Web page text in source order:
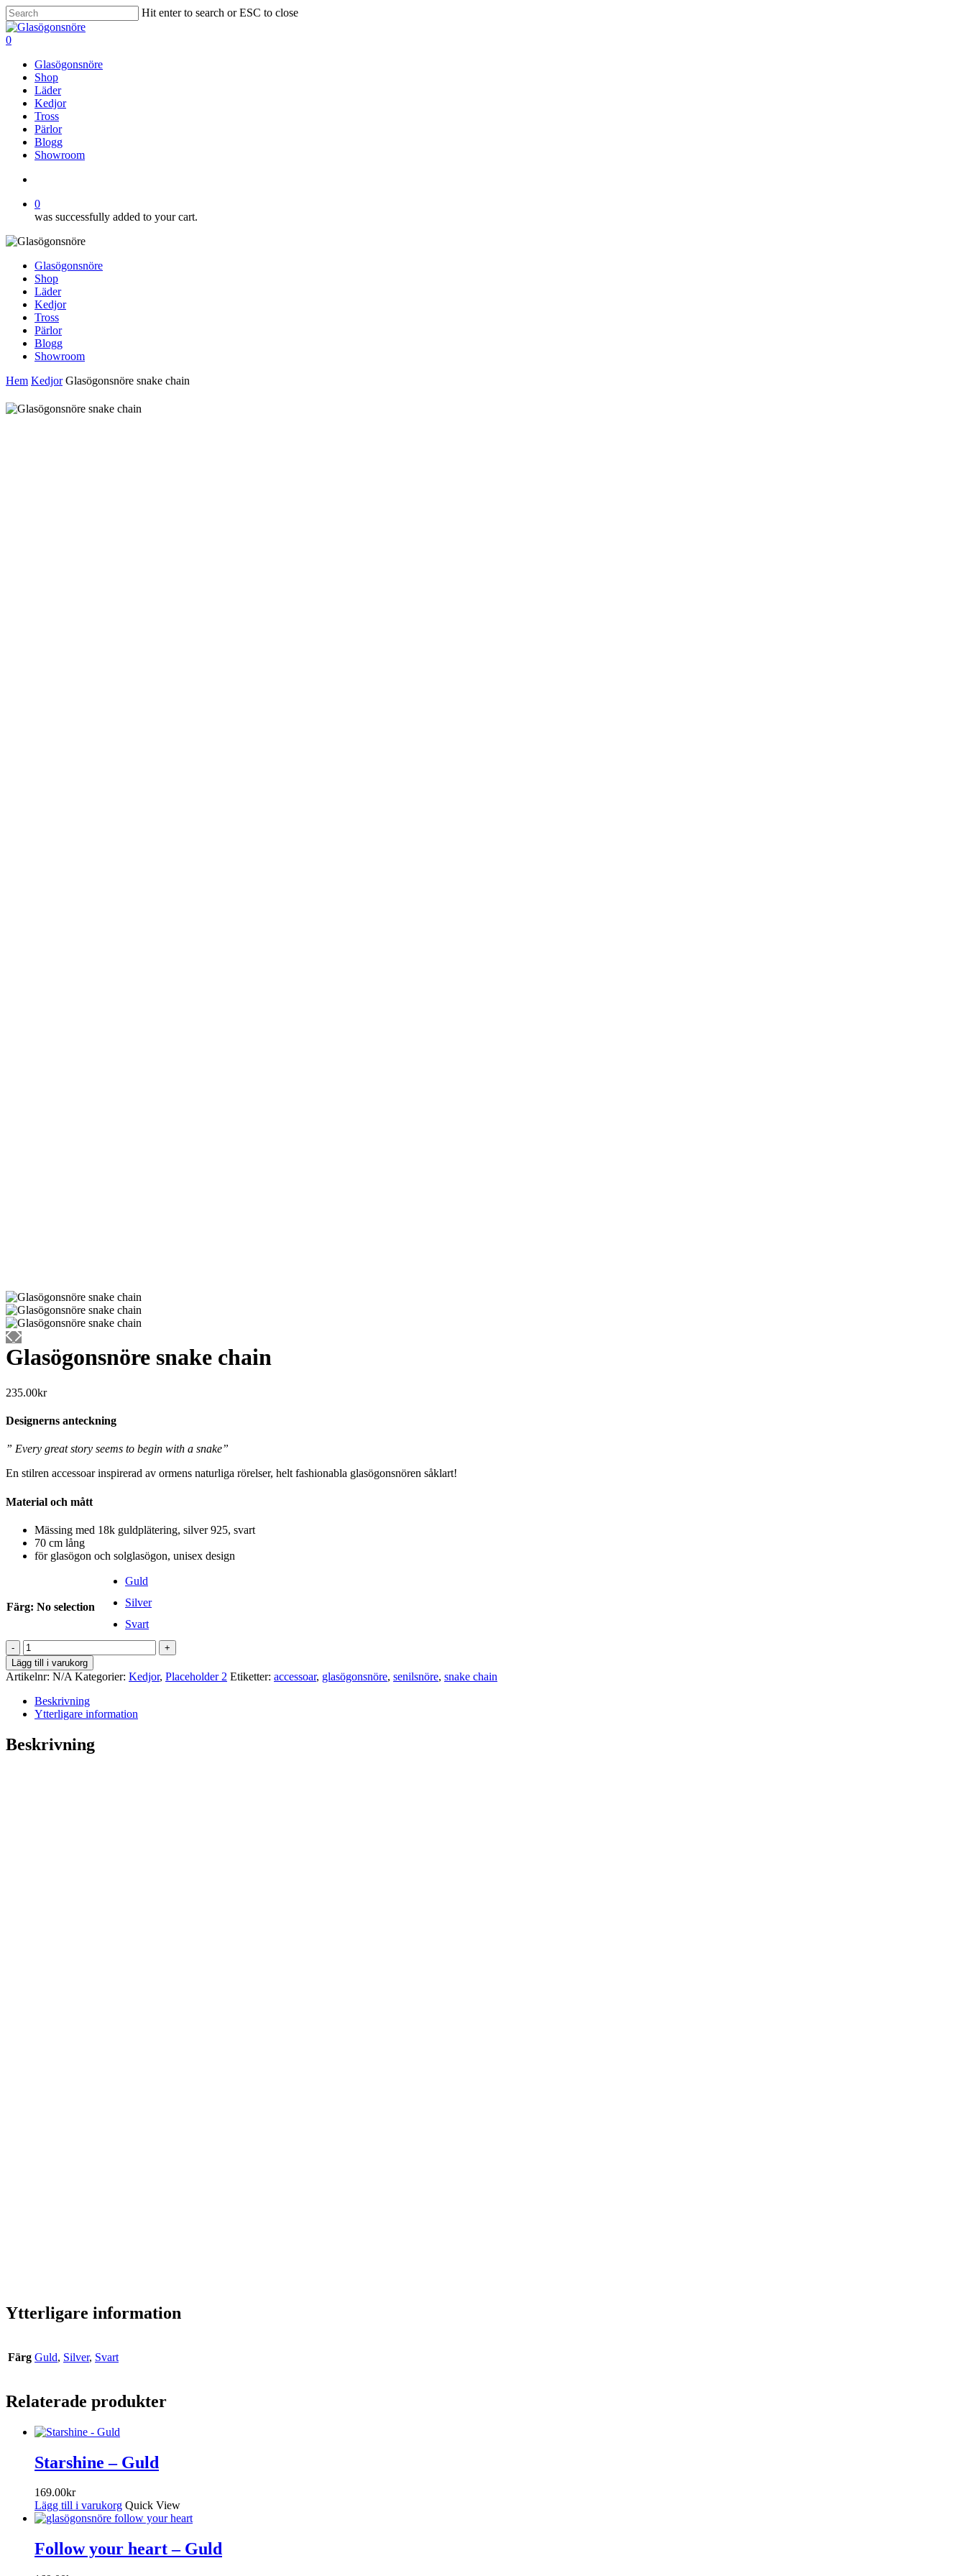
Skip
to
main
Hit enter to search or ESC to close
Close
Search
search
0
Glasögonsnöre
Shop
Läder
Kedjor
Tross
Pärlor
Blogg
Showroom
0
was successfully added to your cart.
Glasögonsnöre
Shop
Läder
Kedjor
Tross
Pärlor
Blogg
Showroom
Hem Kedjor Glasögonsnöre snake chain
Glasögonsnöre snake chain
235.00kr
Designerns anteckning
” Every great story seems to begin with a snake”
En stilren accessoar inspirerad av ormens naturliga rörelser, helt fashionabla glasögonsnören såklart!
Material och mått
Mässing med 18k guldplätering, silver 925, svart
70 cm lång
för glasögon och solglasögon, unisex design
Färg: No selection
Guld
Silver
Svart
Glasögonsnöre
snake
chain
mängd
Lägg till i varukorg
Artikelnr: N/A Kategorier: Kedjor, Placeholder 2 Etiketter: accessoar, glasögonsnöre, senilsnöre, snake chain
Beskrivning
Ytterligare information
Beskrivning
Ytterligare information
Färg Guld, Silver, Svart
Relaterade produkter
Starshine – Guld
169.00kr
Lägg till i varukorg Quick View
Follow your heart – Guld